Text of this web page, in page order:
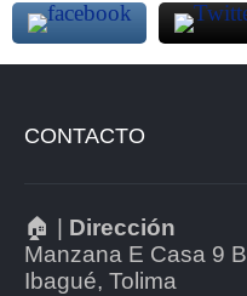
CONTACTO
🏠 | Dirección
Manzana E Casa 9
Ibagué, Tolima